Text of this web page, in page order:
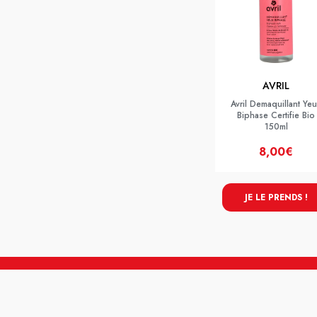
AVRIL
Avril Demaquillant
Biphase Certifie Bio
150ml
8,00€
JE LE PRENDS !